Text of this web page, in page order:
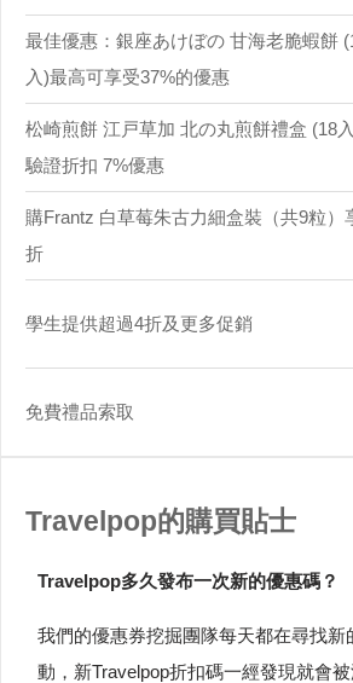
最佳優惠：銀座あけぼの 甘海老脆蝦餅
入)最高可享受37%的優惠
松崎煎餅 江戸草加 北の丸煎餅禮盒 (18
驗證折扣 7%優惠
購Frantz 白草莓朱古力細盒裝（共9粒）
折
學生提供超過4折及更多促銷
免費禮品索取
Travelpop的購買貼士
Travelpop多久發布一次新的優惠碼？
我們的優惠券挖掘團隊每天都在尋找新
動，新Travelpop折扣碼一經發現就會